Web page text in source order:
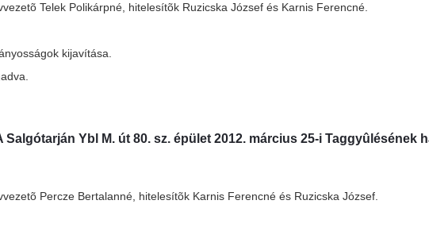
Telek Polikárpné, hitelesítõk Ruzicska József és Karnis Ferencné.
kijavítása.
Salgótarján Ybl M. út 80. sz. épület 2012. március 25-i Taggyûlésének
Percze Bertalanné, hitelesítõk Karnis Ferencné és Ruzicska József.